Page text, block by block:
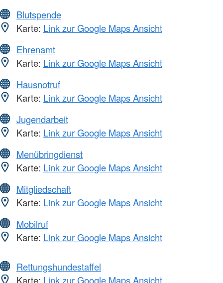
Blutspende
Karte: Link zur Google Maps Ansicht
Ehrenamt
Karte: Link zur Google Maps Ansicht
Hausnotruf
Karte: Link zur Google Maps Ansicht
Jugendarbeit
Karte: Link zur Google Maps Ansicht
Menübringdienst
Karte: Link zur Google Maps Ansicht
Mitgliedschaft
Karte: Link zur Google Maps Ansicht
Mobilruf
Karte: Link zur Google Maps Ansicht
Rettungshundestaffel
Karte: Link zur Google Maps Ansicht